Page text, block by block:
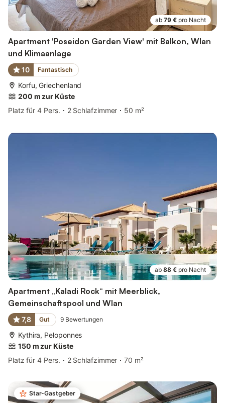
ab 79 € pro Nacht
Apartment 'Poseidon Garden View' mit Balkon, Wlan
und Klimaanlage
10 Fantastisch
Korfu, Griechenland
200 m zur Küste
Platz für 4 Pers.
2 Schlafzimmer 50 m²
ab 88 € pro Nacht
Apartment „Kaladi Rock“ mit Meerblick,
Gemeinschaftspool und Wlan
7,8 Gut 9 Bewertungen
Kythira, Peloponnes
150 m zur Küste
Platz für 4 Pers.
2 Schlafzimmer 70 m²
Star-Gastgeber